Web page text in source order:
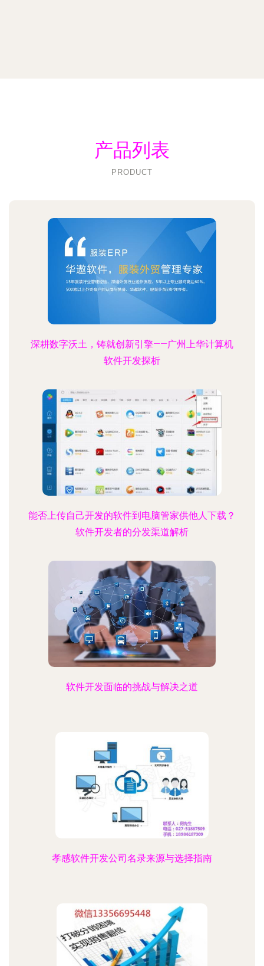
产品列表
PRODUCT
深耕数字沃土，铸就创新引擎——广州上华计算机
软件开发探析
能否上传自己开发的软件到电脑管家供他人下载？
软件开发者的分发渠道解析
软件开发面临的挑战与解决之道
孝感软件开发公司名录来源与选择指南